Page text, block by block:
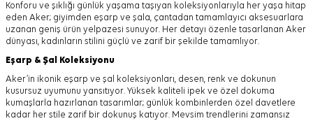
Konforu ve şıklığı günlük yaşama taşıyan koleksiyonlarıyla her yaşa hitap
eden Aker; giyimden eşarp ve şala, çantadan tamamlayıcı aksesuarlara
uzanan geniş ürün yelpazesi sunuyor. Her detayı özenle tasarlanan Aker
dünyası, kadınların stilini güçlü ve zarif bir şekilde tamamlıyor.
Eşarp & Şal Koleksiyonu
Aker’in ikonik eşarp ve şal koleksiyonları, desen, renk ve dokunun
kusursuz uyumunu yansıtıyor. Yüksek kaliteli ipek ve özel dokuma
kumaşlarla hazırlanan tasarımlar; günlük kombinlerden özel davetlere
kadar her stile zarif bir dokunuş katıyor. Mevsim trendlerini zamansız